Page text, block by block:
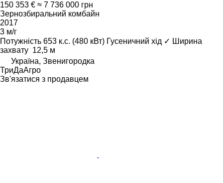
150 353 € ≈ 7 736 000 грн
Зернозбиральний комбайн
2017
3 м/г
Потужність 653 к.с. (480 кВт) Гусеничний хід ✓ Ширина
захвату 12,5 м
Україна, Звенигородка
ТриДаАгро
Зв'язатися з продавцем